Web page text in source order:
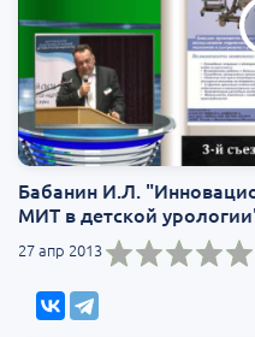
Бабанин И.Л.
МИТ в детской
27 апр 2013